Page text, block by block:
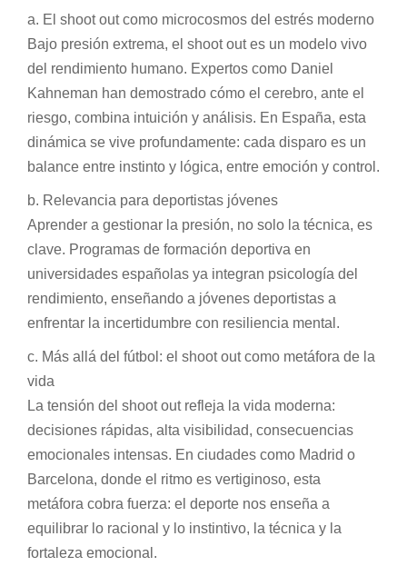
a. El shoot out como microcosmos del estrés moderno
Bajo presión extrema, el shoot out es un modelo vivo
del rendimiento humano. Expertos como Daniel
Kahneman han demostrado cómo el cerebro, ante el
riesgo, combina intuición y análisis. En España, esta
dinámica se vive profundamente: cada disparo es un
balance entre instinto y lógica, entre emoción y control.
b. Relevancia para deportistas jóvenes
Aprender a gestionar la presión, no solo la técnica, es
clave. Programas de formación deportiva en
universidades españolas ya integran psicología del
rendimiento, enseñando a jóvenes deportistas a
enfrentar la incertidumbre con resiliencia mental.
c. Más allá del fútbol: el shoot out como metáfora de la
vida
La tensión del shoot out refleja la vida moderna:
decisiones rápidas, alta visibilidad, consecuencias
emocionales intensas. En ciudades como Madrid o
Barcelona, donde el ritmo es vertiginoso, esta
metáfora cobra fuerza: el deporte nos enseña a
equilibrar lo racional y lo instintivo, la técnica y la
fortaleza emocional.